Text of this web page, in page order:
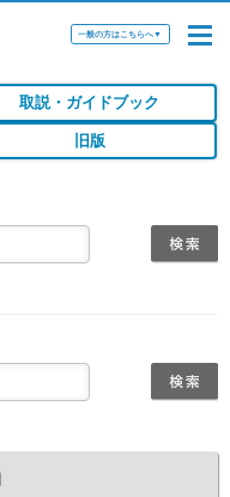
一般の方はこちらへ▼
取説・ガイドブック
旧版